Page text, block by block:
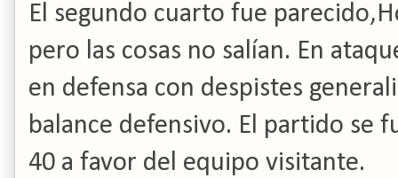
El segundo cuarto fue parecido,
pero las cosas no salían. En
en defensa con despistes
balance defensivo. El partido se
40 a favor del equipo visitante.